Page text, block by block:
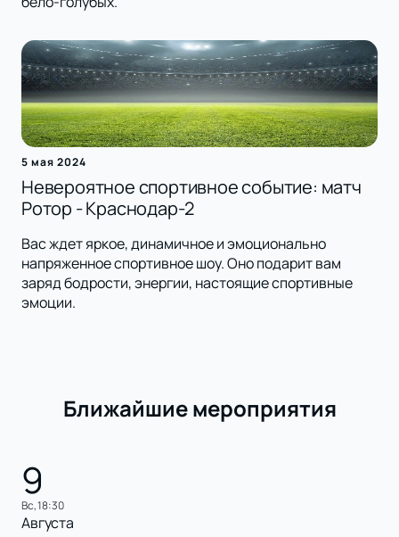
5 мая 2024
Невероятное спортивное событие: матч
Ротор - Краснодар-2
Вас ждет яркое, динамичное и эмоционально
напряженное спортивное шоу. Оно подарит вам
заряд бодрости, энергии, настоящие спортивные
эмоции.
Ближайшие мероприятия
9
вс, 18:30
Августа